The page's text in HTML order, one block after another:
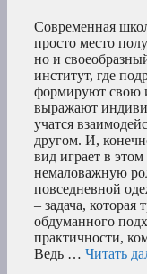
Современная
просто место
но и
институт, где
формируют свою
выражают
учатся
другом. И,
вид играет в этом
немаловажную
повседневной
– задача, которая
обдуманного
практичности,
Ведь … Читать